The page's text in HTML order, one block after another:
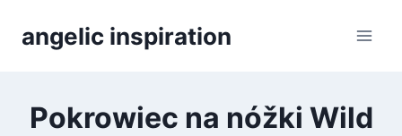
angelic inspiration
Pokrowiec na nóžki Wild